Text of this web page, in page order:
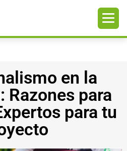
en la
Razones para
para tu